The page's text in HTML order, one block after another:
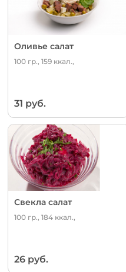
Оливье салат
100 гр., 159 ккал.,
31 руб.
Свекла салат
100 гр., 184 ккал.,
26 руб.